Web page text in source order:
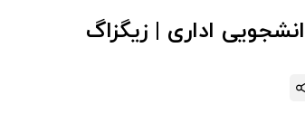
اداری | زیگزاگ